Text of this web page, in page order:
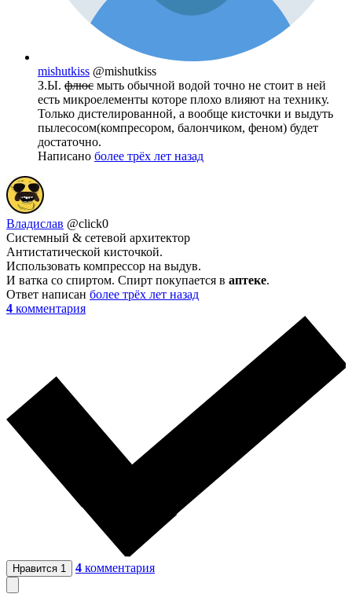
mishutkiss @mishutkiss
З.Ы. флюс мыть обычной водой точно не стоит в ней
есть микроелементы которе плохо влияют на технику.
Только дистелированной, а вообще кисточки и выдуть
пылесосом(компресором, балончиком, феном) будет
достаточно.
Написано более трёх лет назад
Владислав @click0
Системный & сетевой архитектор
Антистатической кисточкой.
Использовать компрессор на выдув.
И ватка со спиртом. Спирт покупается в аптеке.
Ответ написан более трёх лет назад
4 комментария
Нравится 1 4 комментария